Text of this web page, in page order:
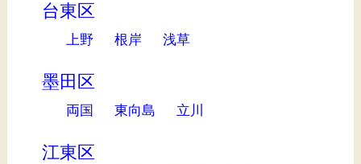
台東区
上野 根岸 浅草
墨田区
両国 東向島 立川
江東区